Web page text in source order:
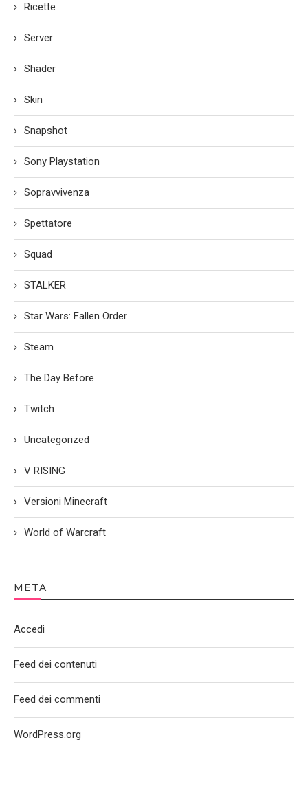
Ricette
Server
Shader
Skin
Snapshot
Sony Playstation
Sopravvivenza
Spettatore
Squad
STALKER
Star Wars: Fallen Order
Steam
The Day Before
Twitch
Uncategorized
V RISING
Versioni Minecraft
World of Warcraft
META
Accedi
Feed dei contenuti
Feed dei commenti
WordPress.org